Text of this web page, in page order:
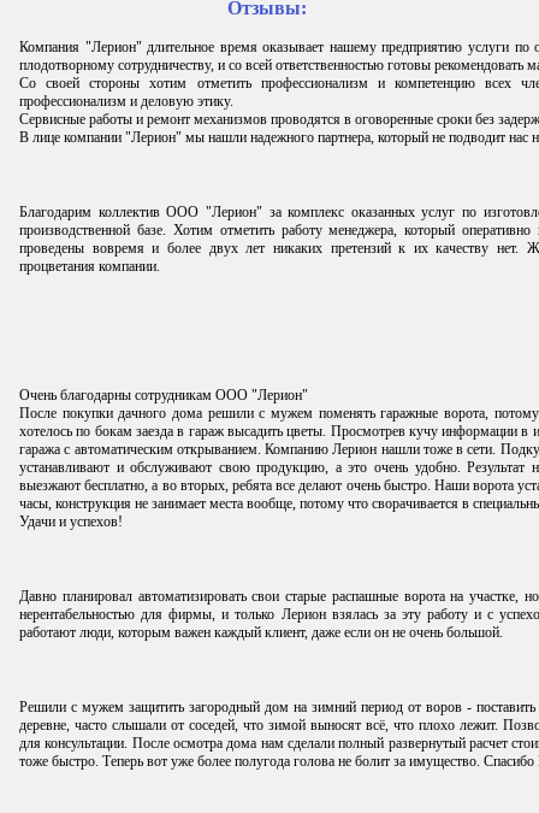
Отзывы:
Компания "Лерион" длительное время оказывает нашему предприятию услуги
плодотворному сотрудничеству, и со всей ответственностью готовы
Со своей стороны хотим отметить профессионализм и компетенцию всех
профессионализм и деловую этику.
Сервисные работы и ремонт механизмов проводятся в оговоренные сроки без
В лице компании "Лерион" мы нашли надежного партнера, который не подводит нас
Благодарим коллектив ООО "Лерион" за комплекс оказанных услуг по
производственной базе. Хотим отметить работу менеджера, который
проведены вовремя и более двух лет никаких претензий к их качеству нет.
процветания компании.
Очень благодарны сотрудникам ООО "Лерион"
После покупки дачного дома решили с мужем поменять гаражные ворота,
хотелось по бокам заезда в гараж высадить цветы. Просмотрев кучу информации в
гаража с автоматическим открыванием. Компанию Лерион нашли тоже в сети.
устанавливают и обслуживают свою продукцию, а это очень удобно.
выезжают бесплатно, а во вторых, ребята все делают очень быстро. Наши ворота
часы, конструкция не занимает места вообще, потому что сворачивается в
Удачи и успехов!
Давно планировал автоматизировать свои старые распашные ворота на
нерентабельностью для фирмы, и только Лерион взялась за эту работу и с
работают люди, которым важен каждый клиент, даже если он не очень большой.
Решили с мужем защитить загородный дом на зимний период от воров -
деревне, часто слышали от соседей, что зимой выносят всё, что плохо лежит.
для консультации. После осмотра дома нам сделали полный развернутый расчет
тоже быстро. Теперь вот уже более полугода голова не болит за имущество.